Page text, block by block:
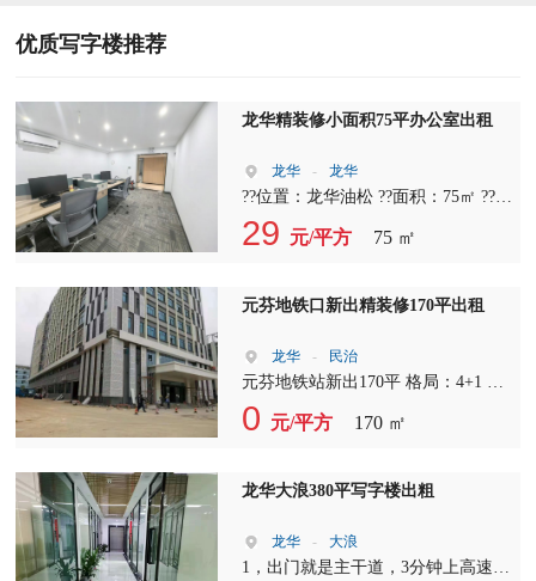
优质写字楼推荐
龙华精装修小面积75平办公室出租
龙华 - 龙华
??位置：龙华油松 ??面积：75㎡ ??格
局：1+1（独立隔间+开放办公区） ?
优势：精装交付、水电通、家私全
商直播、设计工作室、企业分公司
29 元/平方 75 ㎡
元芬地铁口新出精装修170平出租
龙华 - 民治
元芬地铁站新出170平 格局：4+1 单
价：43+5 使用率：6成 可定制装修 ?
免费停车
0 元/平方 170 ㎡
龙华大浪380平写字楼出粗
龙华 - 大浪
1，出门就是主干道，3分钟上高速，